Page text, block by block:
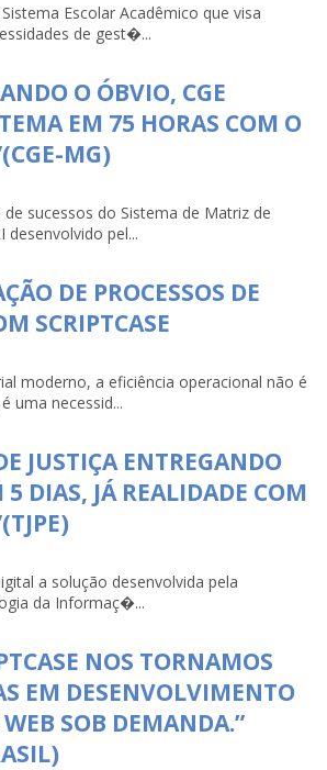
Escolar Acadêmico que visa
de gest�...
O ÓBVIO, CGE
EM 75 HORAS COM O
MG)
sucessos do Sistema de Matriz de
desenvolvido pel...
DE PROCESSOS DE
SCRIPTCASE
moderno, a eficiência operacional não é
uma necessid...
JUSTIÇA ENTREGANDO
5 DIAS, JÁ REALIDADE COM
a solução desenvolvida pela
da Informaç�...
NOS TORNAMOS
EM DESENVOLVIMENTO
SOB DEMANDA.”